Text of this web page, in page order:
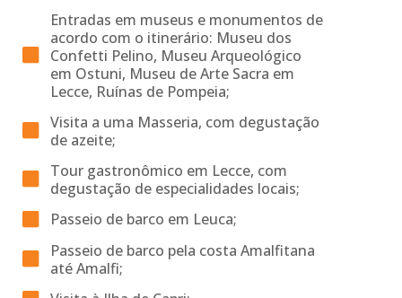
Entradas em museus e monumentos de
acordo com o itinerário: Museu dos
Confetti Pelino, Museu Arqueológico
em Ostuni, Museu de Arte Sacra em
Lecce, Ruínas de Pompeia;
Visita a uma Masseria, com degustação
de azeite;
Tour gastronômico em Lecce, com
degustação de especialidades locais;
Passeio de barco em Leuca;
Passeio de barco pela costa Amalfitana
até Amalfi;